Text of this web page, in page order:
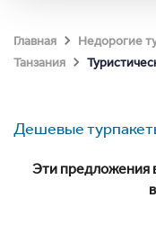
Главная Недорогие
Танзания
Дешевые
Эти предложения